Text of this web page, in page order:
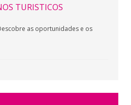
TURISTICOS
as oportunidades e os